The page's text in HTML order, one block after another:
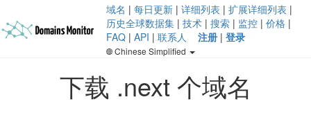
域名 | 每日更新 | 详细列表 | 扩展详细列表 |
历史全球数据集 | 技术 | 搜索 | 监控 | 价格 |
FAQ | API | 联系人 注册 | 登录
Chinese Simplified
下载 .next 个域名